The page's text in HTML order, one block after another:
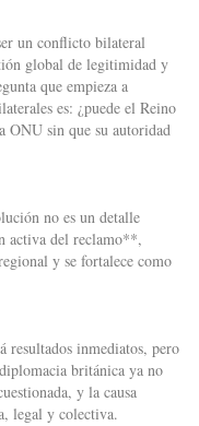
un conflicto bilateral
global de legitimidad y
que empieza a
es: ¿puede el Reino
ONU sin que su autoridad
no es un detalle
activa del reclamo**,
y se fortalece como
resultados inmediatos, pero
británica ya no
y la causa
legal y colectiva.